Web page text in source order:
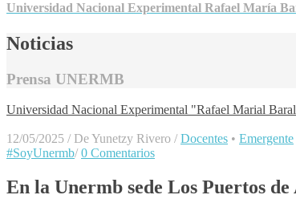
Universidad Nacional Experimental Rafael María
Noticias
Prensa UNERMB
Universidad Nacional Experimental "Rafael Marial
12/05/2025 / De Yunetzy Rivero / Docentes • Emergente
#SoyUnermb/ 0 Comentarios
En la Unermb sede Los Puertos